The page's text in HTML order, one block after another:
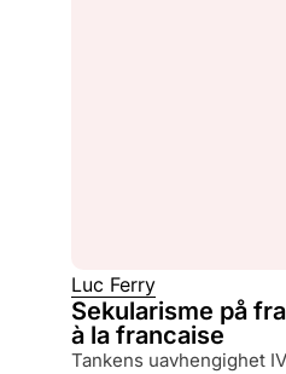
Luc Ferry
Sekularisme på
à la francaise
tankens uavhengighet IV